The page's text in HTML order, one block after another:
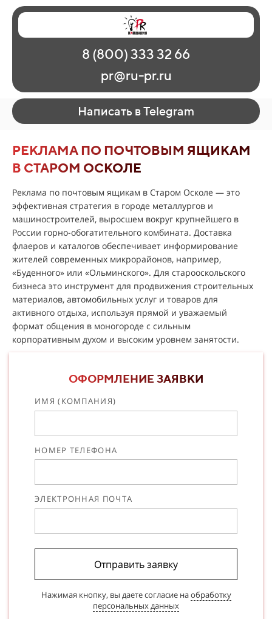
Главная
Наши работы
О рекламе
Регионы
Контакты
8 (800) 333 32 66
pr@ru-pr.ru
Написать в Telegram
РЕКЛАМА ПО ПОЧТОВЫМ ЯЩИКАМ
В СТАРОМ ОСКОЛЕ
Реклама по почтовым ящикам в Старом Осколе — это
эффективная стратегия в городе металлургов и
машиностроителей, выросшем вокруг крупнейшего в
России горно-обогатительного комбината. Доставка
флаеров и каталогов обеспечивает информирование
жителей современных микрорайонов, например,
«Буденного» или «Ольминского». Для старооскольского
бизнеса это инструмент для продвижения строительных
материалов, автомобильных услуг и товаров для
активного отдыха, используя прямой и уважаемый
формат общения в моногороде с сильным
корпоративным духом и высоким уровнем занятости.
ОФОРМЛЕНИЕ ЗАЯВКИ
ИМЯ (КОМПАНИЯ)
НОМЕР ТЕЛЕФОНА
ЭЛЕКТРОННАЯ ПОЧТА
Отправить заявку
Нажимая кнопку, вы даете согласие наобработку
персональных данных